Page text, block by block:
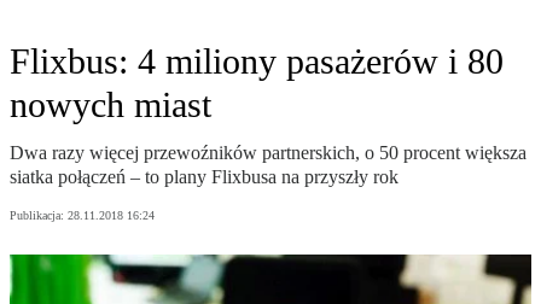
Flixbus: 4 miliony pasażerów i 80
nowych miast
Dwa razy więcej przewoźników partnerskich, o 50 procent większa
siatka połączeń – to plany Flixbusa na przyszły rok
Publikacja: 28.11.2018 16:24